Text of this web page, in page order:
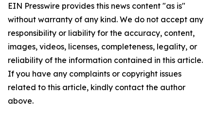
EIN Presswire provides this news content "as is"
without warranty of any kind. We do not accept any
responsibility or liability for the accuracy, content,
images, videos, licenses, completeness, legality, or
reliability of the information contained in this article.
If you have any complaints or copyright issues
related to this article, kindly contact the author
above.